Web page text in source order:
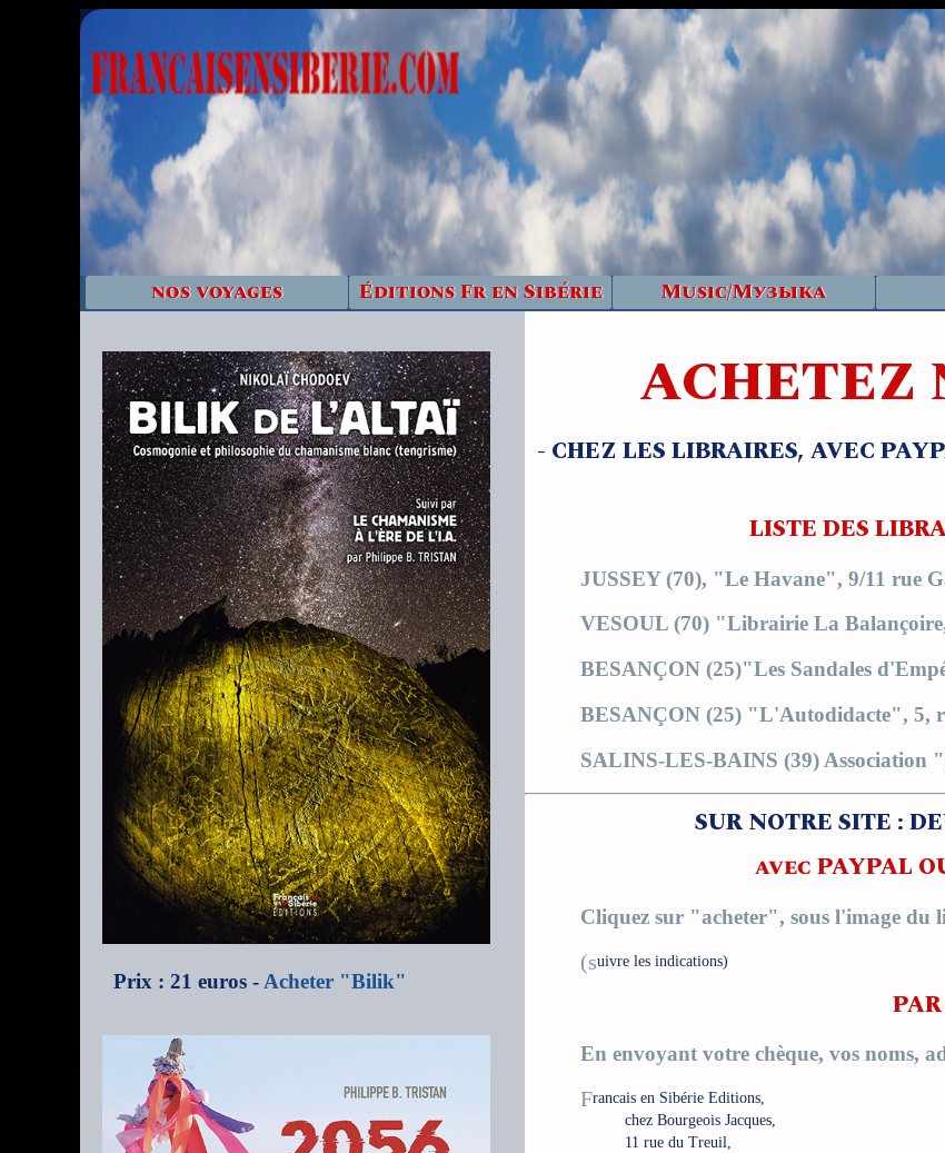
nos voyages Éditions Fr en Sibérie Music/Музыка
Prix : 21 euros - Acheter "Bilik"
ACHETEZ
- CHEZ LES LIBRAIRES, AVEC
LISTE DES
JUSSEY (70), "Le Havane", 9/11 rue
VESOUL (70) "Librairie La
BESANÇON (25)"Les Sandales
BESANÇON (25) "L'Autodidacte", 5,
SALINS-LES-BAINS (39) Association
SUR NOTRE SITE :
avec PAYPAL
Cliquez sur "acheter", sous l'image du
(suivre les indications)
En envoyant votre chèque, vos noms,
Francais en Sibérie Editions,
chez Bourgeois Jacques,
11 rue du Treuil,